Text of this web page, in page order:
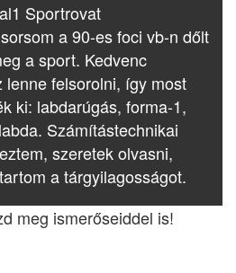
Sportrovat
a 90-es foci vb-n dőlt
a sport. Kedvenc
felsorolni, így most
ki: labdarúgás, forma-1,
Számítástechnikai
szeretek olvasni,
a tárgyilagosságot.
meg ismerőseiddel is!